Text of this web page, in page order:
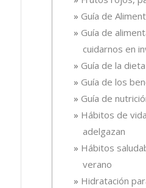
Guía de
Guía de
cuidarnos en
Guía de la
Guía de los
Guía de
Hábitos de
adelgazan
Hábitos
verano
Hidratación